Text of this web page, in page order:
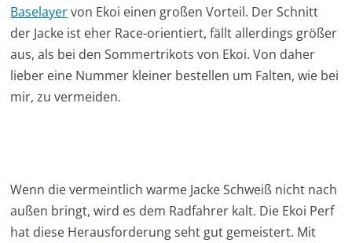
Baselayervon Ekoi einen großen Vorteil. Der Schnitt
der Jacke ist eher Race-orientiert, fällt allerdings größer
aus, als bei den Sommertrikots von Ekoi. Von daher
lieber eine Nummer kleiner bestellen um Falten, wie bei
mir, zu vermeiden.
Wenn die vermeintlich warme Jacke Schweiß nicht nach
außen bringt, wird es dem Radfahrer kalt. Die Ekoi Perf
hat diese Herausforderung seht gut gemeistert. Mit